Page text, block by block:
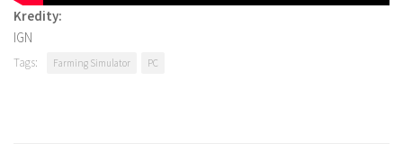
Kredity:
IGN
Tags: Farming Simulator PC